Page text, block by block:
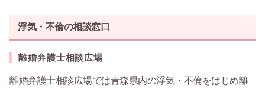
浮気・不倫の相談窓口
離婚弁護士相談広場
離婚弁護士相談広場では青森県内の浮気・不倫をはじめ離